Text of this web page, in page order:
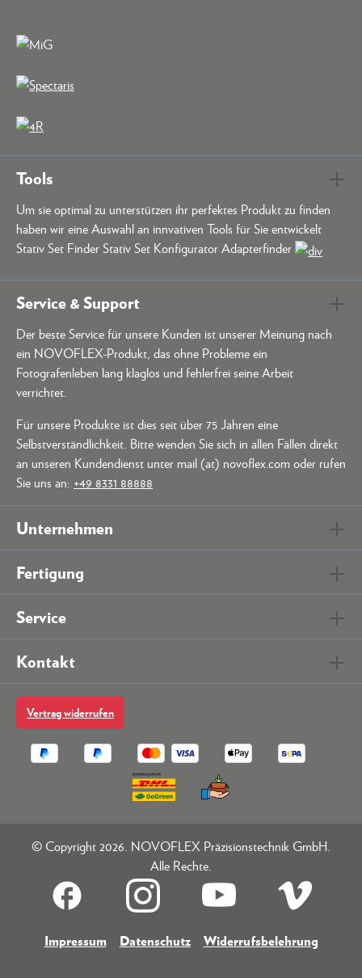
Tools
Um sie optimal zu unterstützen ihr perfektes Produkt zu finden
haben wir eine Auswahl an innvativen Tools für Sie entwickelt
Stativ Set Finder Stativ Set Konfigurator Adapterfinder
Service & Support
Der beste Service für unsere Kunden ist unserer Meinung nach
ein NOVOFLEX-Produkt, das ohne Probleme ein
Fotografenleben lang klaglos und fehlerfrei seine Arbeit
verrichtet.
Für unsere Produkte ist dies seit über 75 Jahren eine
Selbstverständlichkeit. Bitte wenden Sie sich in allen Fällen direkt
an unseren Kundendienst unter mail (at) novoflex.com oder rufen
Sie uns an: +49 8331 88888
Unternehmen
Fertigung
Service
Kontakt
Vertrag widerrufen
© Copyright 2026. NOVOFLEX Präzisionstechnik GmbH.
Alle Rechte.
Impressum Datenschutz Widerrufsbelehrung